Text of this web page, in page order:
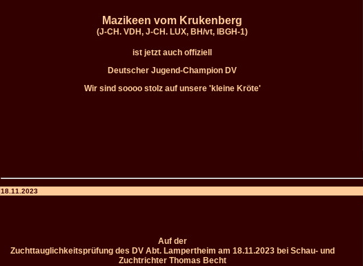
Mazikeen vom Krukenberg
(J-CH. VDH, J-CH. LUX, BH/vt, IBGH-1)
ist jetzt auch offiziell
Deutscher Jugend-Champion DV
Wir sind soooo stolz auf unsere 'kleine Kröte'
18.11.2023
Auf der
Zuchttauglichkeitsprüfung des DV Abt. Lampertheim am 18.11.2023 bei Schau- und
Zuchtrichter Thomas Becht